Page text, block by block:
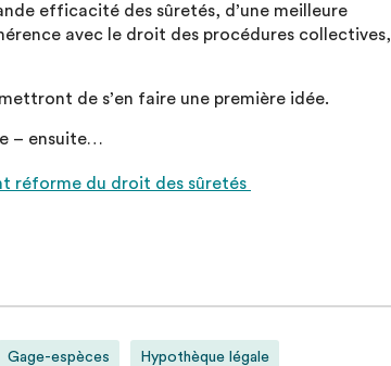
efficacité des sûretés, d’une meilleure
avec le droit des procédures collectives,
de s’en faire une première idée.
– ensuite…
réforme du droit des sûretés
Gage-espèces Hypothèque légale